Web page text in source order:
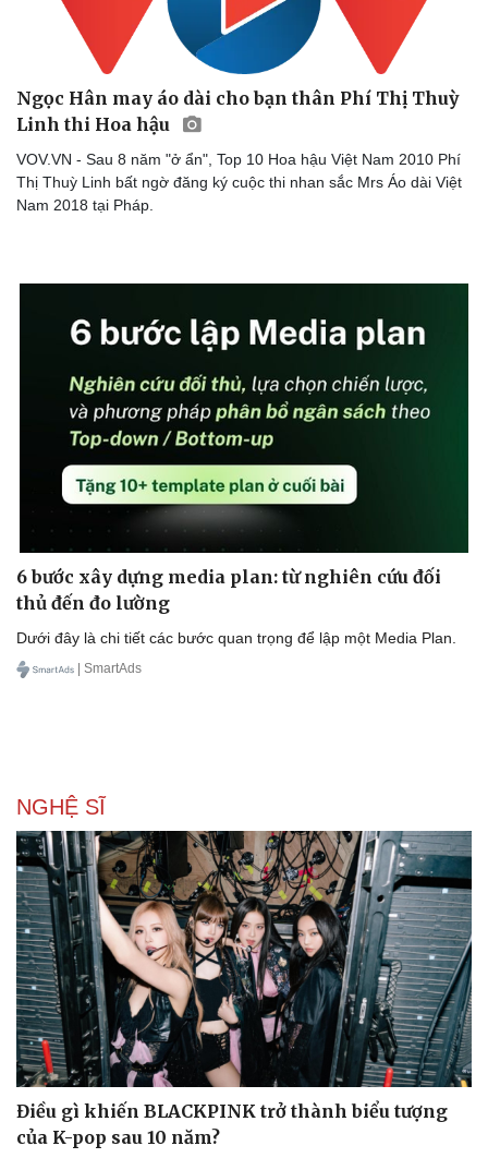
Du lịch
Tư vấn
Săn Tour
check-in
Podcast
Câu chuyện thời sự
Đọc truyện đêm khuya
Cửa sổ tình yêu
Kể chuyện cho bé
Hạt giống tâm hồn
Ngọc Hân may áo dài cho bạn thân Phí Thị Thuỳ
Linh thi Hoa hậu
VOV.VN - Sau 8 năm "ở ẩn", Top 10 Hoa hậu Việt Nam 2010 Phí
Thị Thuỳ Linh bất ngờ đăng ký cuộc thi nhan sắc Mrs Áo dài Việt
Nam 2018 tại Pháp.
6 bước xây dựng media plan: từ nghiên cứu đối
thủ đến đo lường
Dưới đây là chi tiết các bước quan trọng để lập một Media Plan.
| SmartAds
NGHỆ SĨ
Điều gì khiến BLACKPINK trở thành biểu tượng
của K-pop sau 10 năm?